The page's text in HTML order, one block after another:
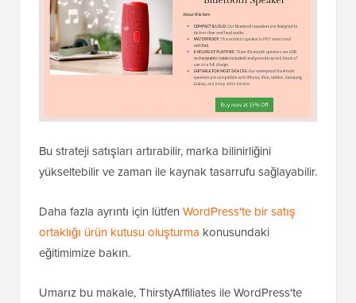
Bu strateji satışları artırabilir, marka bilinirliğini
yükseltebilir ve zaman ile kaynak tasarrufu sağlayabilir.
Daha fazla ayrıntı için lütfen WordPress'te bir satış
ortaklığı ürün kutusu oluşturma konusundaki
eğitimimize bakın.
Umarız bu makale, ThirstyAffiliates ile WordPress'te